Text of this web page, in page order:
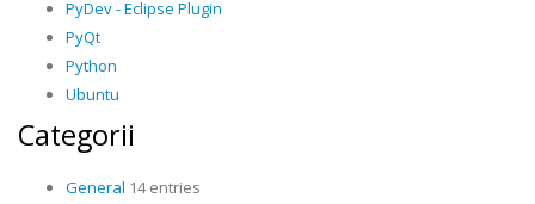
PyDev - Eclipse Plugin
PyQt
Python
Ubuntu
Categorii
General 14 entries